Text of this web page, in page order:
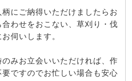
にご納得いただけましたらお
わせをおこない、草刈り・伐
伺いします。
みお立会いいただければ、作
ですのでお忙しい場合も安心